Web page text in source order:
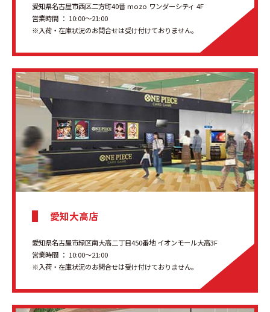
愛知県名古屋市西区二方町40番 mozo ワンダーシティ 4F
営業時間 ： 10:00～21:00
※入荷・在庫状況のお問合せは受け付けておりません。
愛知大高店
愛知県名古屋市緑区南大高二丁目450番地 イオンモール大高3F
営業時間 ： 10:00〜21:00
※入荷・在庫状況のお問合せは受け付けておりません。